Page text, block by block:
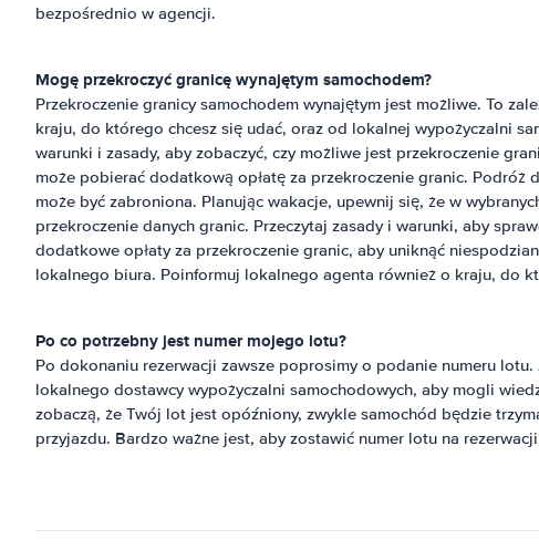
bezpośrednio w agencji.
Mogę przekroczyć granicę wynajętym samochodem?
Przekroczenie granicy samochodem wynajętym jest możliwe. To
kraju, do którego chcesz się udać, oraz od lokalnej wypożyczalni
warunki i zasady, aby zobaczyć, czy możliwe jest przekroczenie
może pobierać dodatkową opłatę za przekroczenie granic. Podróż
może być zabroniona. Planując wakacje, upewnij się, że w
przekroczenie danych granic. Przeczytaj zasady i warunki, aby
dodatkowe opłaty za przekroczenie granic, aby uniknąć
lokalnego biura. Poinformuj lokalnego agenta również o kraju, do
Po co potrzebny jest numer mojego lotu?
Po dokonaniu rezerwacji zawsze poprosimy o podanie numeru lotu.
lokalnego dostawcy wypożyczalni samochodowych, aby mogli
zobaczą, że Twój lot jest opóźniony, zwykle samochód będzie
przyjazdu. Bardzo ważne jest, aby zostawić numer lotu na